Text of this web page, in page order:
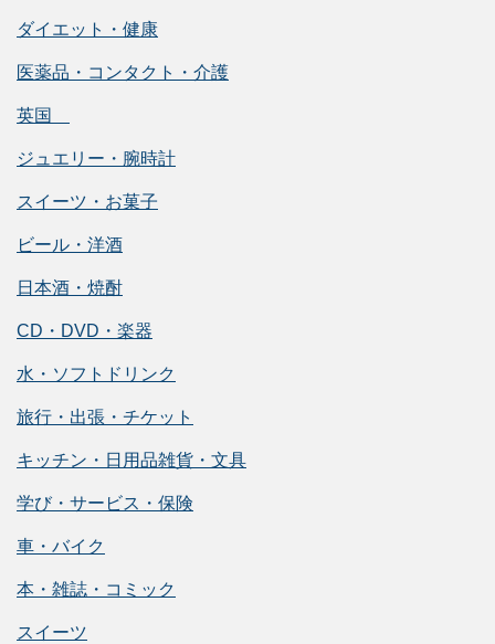
ダイエット・健康
医薬品・コンタクト・介護
英国
ジュエリー・腕時計
スイーツ・お菓子
ビール・洋酒
日本酒・焼酎
CD・DVD・楽器
水・ソフトドリンク
旅行・出張・チケット
キッチン・日用品雑貨・文具
学び・サービス・保険
車・バイク
本・雑誌・コミック
スイーツ